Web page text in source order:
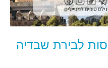
לבירת שבדיה